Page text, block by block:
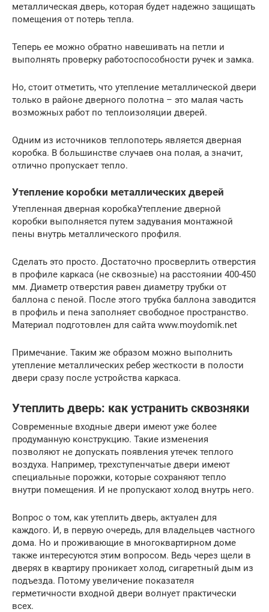
металлическая дверь, которая будет надежно защищать
помещения от потерь тепла.
Теперь ее можно обратно навешивать на петли и
выполнять проверку работоспособности ручек и замка.
Но, стоит отметить, что утепление металлической двери
только в районе дверного полотна – это малая часть
возможных работ по теплоизоляции дверей.
Одним из источников теплопотерь является дверная
коробка. В большинстве случаев она полая, а значит,
отлично пропускает тепло.
Утепление коробки металлических дверей
Утепленная дверная коробкаУтепление дверной
коробки выполняется путем задувания монтажной
пены внутрь металлического профиля.
Сделать это просто. Достаточно просверлить отверстия
в профиле каркаса (не сквозные) на расстоянии 400-450
мм. Диаметр отверстия равен диаметру трубки от
баллона с пеной. После этого трубка баллона заводится
в профиль и пена заполняет свободное пространство.
Материал подготовлен для сайта www.moydomik.net
Примечание. Таким же образом можно выполнить
утепление металлических ребер жесткости в полости
двери сразу после устройства каркаса.
Утеплить дверь: как устранить сквозняки
Современные входные двери имеют уже более
продуманную конструкцию. Такие изменения
позволяют не допускать появления утечек теплого
воздуха. Например, трехступенчатые двери имеют
специальные порожки, которые сохраняют тепло
внутри помещения. И не пропускают холод внутрь него.
Вопрос о том, как утеплить дверь, актуален для
каждого. И, в первую очередь, для владельцев частного
дома. Но и проживающие в многоквартирном доме
также интересуются этим вопросом. Ведь через щели в
дверях в квартиру проникает холод, сигаретный дым из
подъезда. Потому увеличение показателя
герметичности входной двери волнует практически
всех.